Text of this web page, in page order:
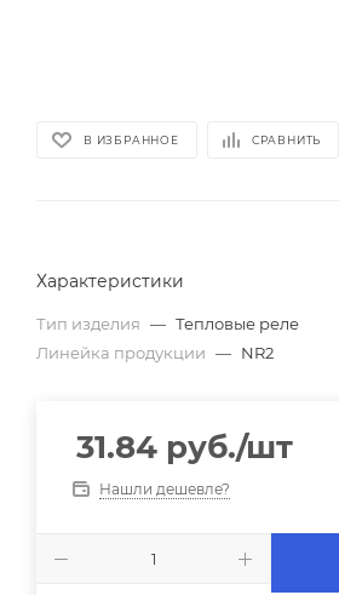
В ИЗБРАННОЕ СРАВНИТЬ
Характеристики
Тип изделия — Тепловые реле
Линейка продукции — NR2
31.84 руб./шт
Нашли дешевле?